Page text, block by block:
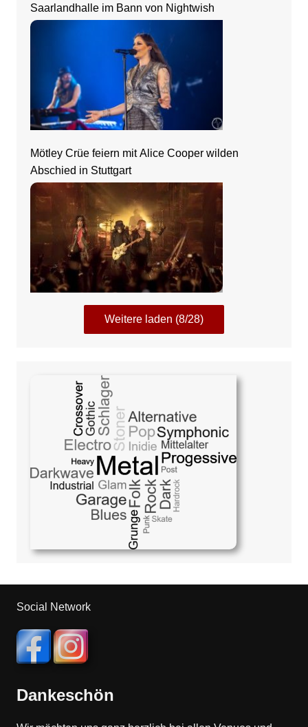
Saarlandhalle im Bann von Nightwish
Mötley Crüe feiern mit Alice Cooper wilden
Abschied in Stuttgart
Weitere laden (8/28)
Social Network
Dankeschön